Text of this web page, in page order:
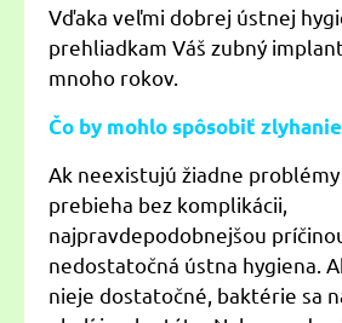
Vďaka veľmi dobrej ústnej
prehliadkam Váš zubný
mnoho rokov.
Čo by mohlo spôsobiť
Ak neexistujú žiadne
prebieha bez komplikácii,
najpravdepodobnejšou
nedostatočná ústna hygiena.
nieje dostatočné, baktérie sa